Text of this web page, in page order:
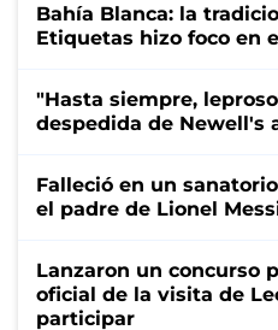
Bahía Blanca: la
Etiquetas hizo foco en
"Hasta siempre,
despedida de Newell's
Falleció en un
el padre de Lionel
Lanzaron un concurso
oficial de la visita de
participar